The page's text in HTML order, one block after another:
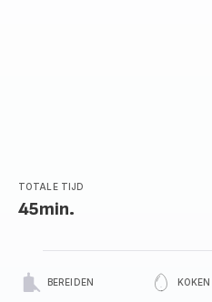
TOTALE TIJD
45min.
BEREIDEN KOKEN